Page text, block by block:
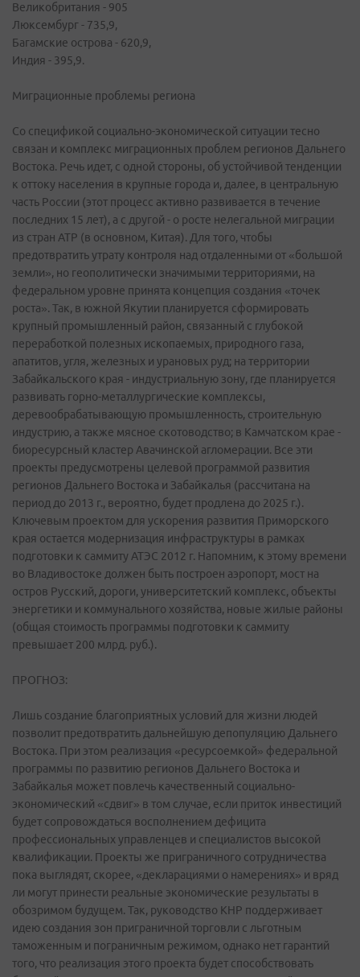
Великобритания - 905
Люксембург - 735,9,
Багамские острова - 620,9,
Индия - 395,9.
Миграционные проблемы региона
Со спецификой социально-экономической ситуации тесно
связан и комплекс миграционных проблем регионов Дальнего
Востока. Речь идет, с одной стороны, об устойчивой тенденции
к оттоку населения в крупные города и, далее, в центральную
часть России (этот процесс активно развивается в течение
последних 15 лет), а с другой - о росте нелегальной миграции
из стран АТР (в основном, Китая). Для того, чтобы
предотвратить утрату контроля над отдаленными от «большой
земли», но геополитически значимыми территориями, на
федеральном уровне принята концепция создания «точек
роста». Так, в южной Якутии планируется сформировать
крупный промышленный район, связанный с глубокой
переработкой полезных ископаемых, природного газа,
апатитов, угля, железных и урановых руд; на территории
Забайкальского края - индустриальную зону, где планируется
развивать горно-металлургические комплексы,
деревообрабатывающую промышленность, строительную
индустрию, а также мясное скотоводство; в Камчатском крае -
биоресурсный кластер Авачинской агломерации. Все эти
проекты предусмотрены целевой программой развития
регионов Дальнего Востока и Забайкалья (рассчитана на
период до 2013 г., вероятно, будет продлена до 2025 г.).
Ключевым проектом для ускорения развития Приморского
края остается модернизация инфраструктуры в рамках
подготовки к саммиту АТЭС 2012 г. Напомним, к этому времени
во Владивостоке должен быть построен аэропорт, мост на
остров Русский, дороги, университетский комплекс, объекты
энергетики и коммунального хозяйства, новые жилые районы
(общая стоимость программы подготовки к саммиту
превышает 200 млрд. руб.).
ПРОГНОЗ:
Лишь создание благоприятных условий для жизни людей
позволит предотвратить дальнейшую депопуляцию Дальнего
Востока. При этом реализация «ресурсоемкой» федеральной
программы по развитию регионов Дальнего Востока и
Забайкалья может повлечь качественный социально-
экономический «сдвиг» в том случае, если приток инвестиций
будет сопровождаться восполнением дефицита
профессиональных управленцев и специалистов высокой
квалификации. Проекты же приграничного сотрудничества
пока выглядят, скорее, «декларациями о намерениях» и вряд
ли могут принести реальные экономические результаты в
обозримом будущем. Так, руководство КНР поддерживает
идею создания зон приграничной торговли с льготным
таможенным и пограничным режимом, однако нет гарантий
того, что реализация этого проекта будет способствовать